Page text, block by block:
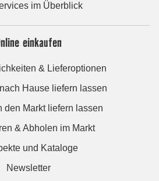
im Überblick
einkaufen
& Lieferoptionen
Hause liefern lassen
den Markt liefern lassen
& Abholen im Markt
und Kataloge
Newsletter